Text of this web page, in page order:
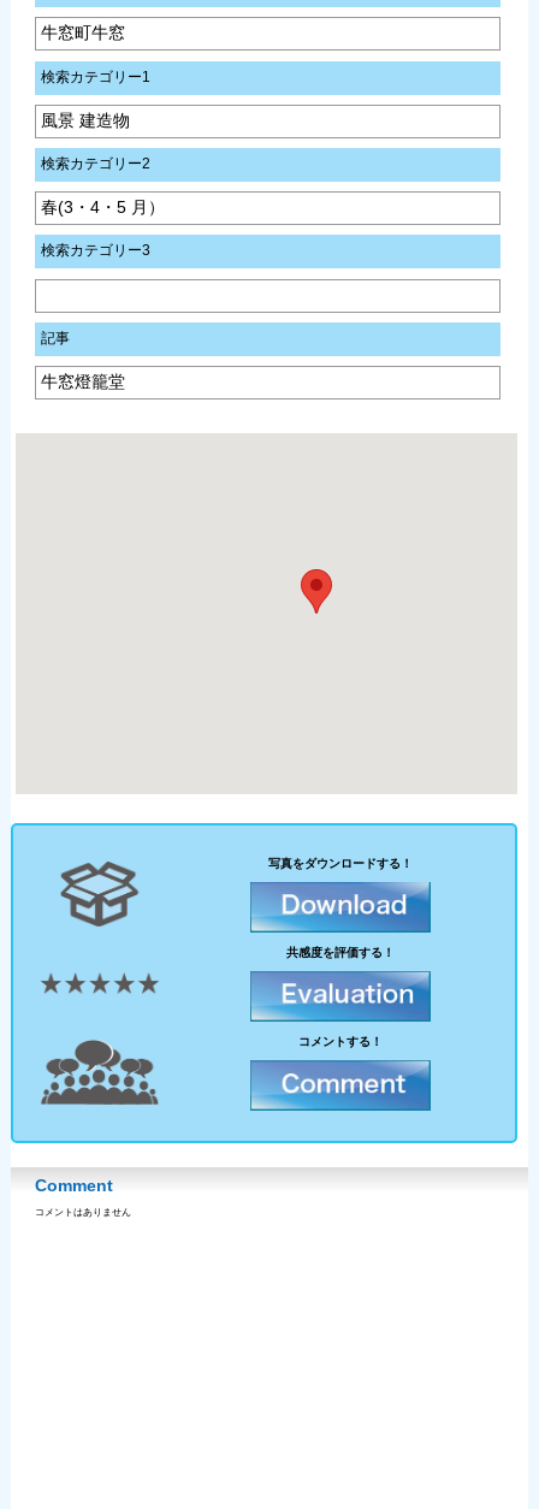
牛窓町牛窓
検索カテゴリー1
風景 建造物
検索カテゴリー2
春(3・4・5 月）
検索カテゴリー3
記事
牛窓燈籠堂
写真をダウンロードする！
共感度を評価する！
コメントする！
Comment
コメントはありません